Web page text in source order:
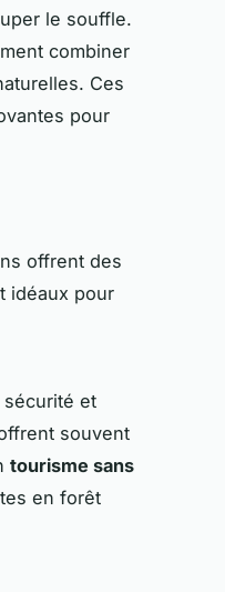
le souffle.
combiner
Ces
pour
offrent des
idéaux pour
et
souvent
tourisme sans
en forêt